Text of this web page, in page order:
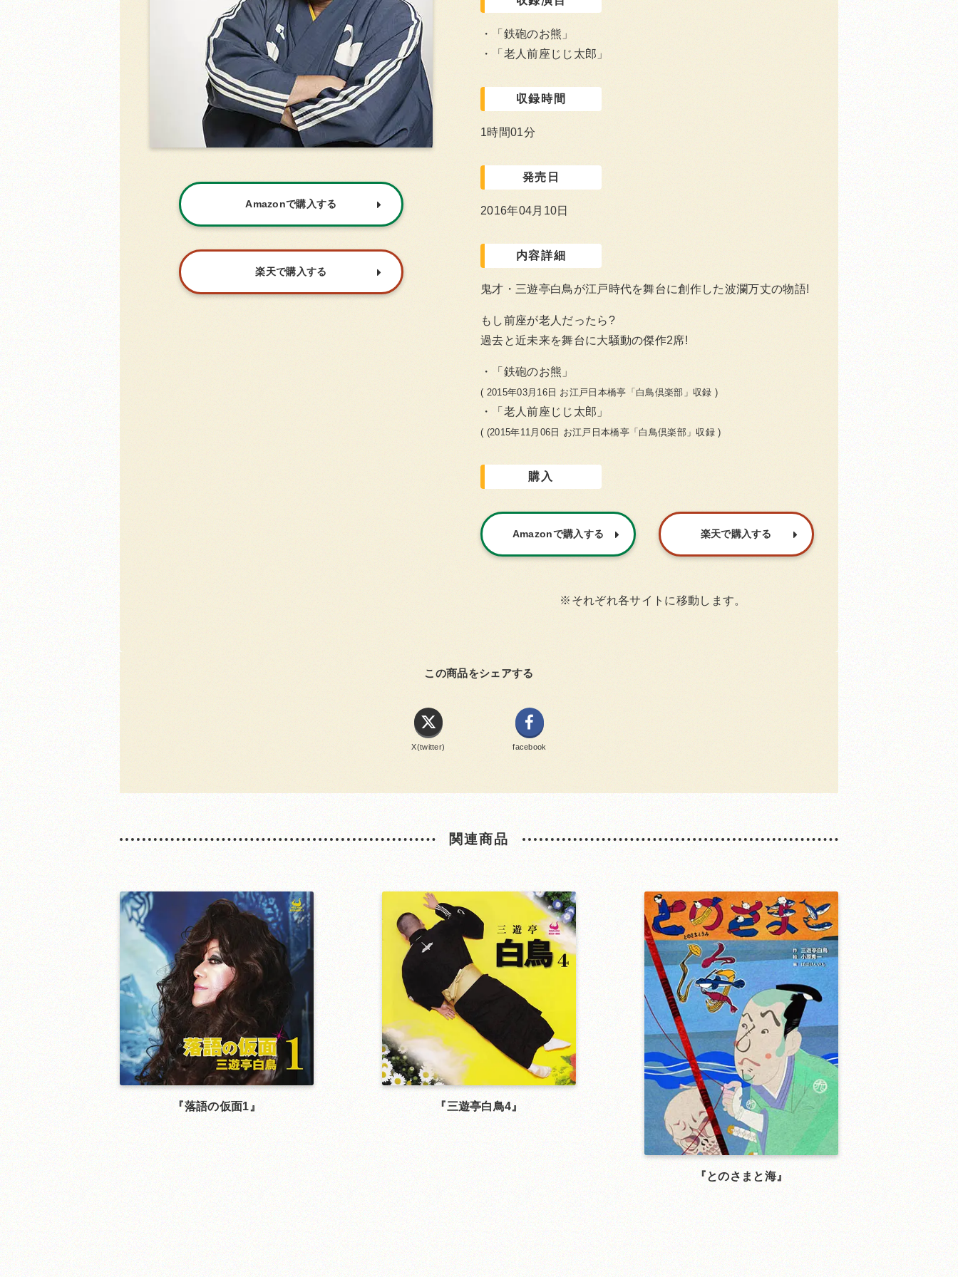
「鉄砲のお熊」
「老人前座じじ太郎」
収録時間
1時間01分
発売日
2016年04月10日
内容詳細
鬼才・三遊亭白鳥が江戸時代を舞台に創作した波瀾万丈の物語!
もし前座が老人だったら?
過去と近未来を舞台に大騒動の傑作2席!
「鉄砲のお熊」
( 2015年03月16日 お江戸日本橋亭「白鳥倶楽部」収録 )
「老人前座じじ太郎」
( (2015年11月06日 お江戸日本橋亭「白鳥倶楽部」収録 )
購入
Amazonで購入する 楽天で購入する
※それぞれ各サイトに移動します。
Amazonで購入する
楽天で購入する
この商品をシェアする
X(twitter) facebook
関連商品
落語の仮面1 三遊亭白鳥4
とのさまと海